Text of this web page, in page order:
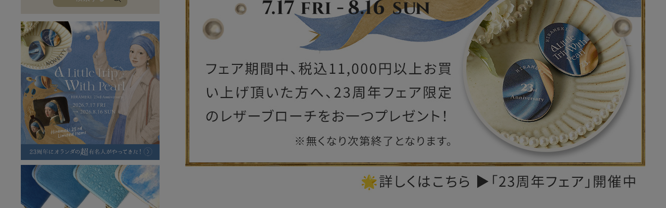
バッグ チャーム・キーホルダー アクセサリー レザーケア用品 その他
アートフラグメント
ハレノヒプロジェクト